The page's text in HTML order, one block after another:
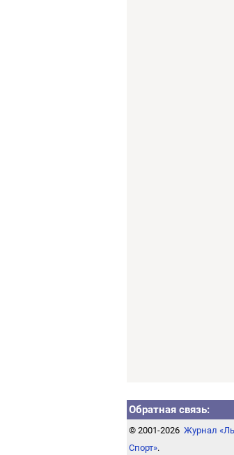
Обратная связь:
© 2001-2026 Журнал
Спорт».